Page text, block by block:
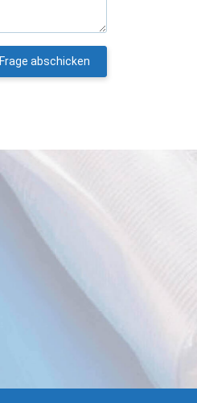
Frage abschicken